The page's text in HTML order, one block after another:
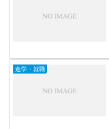
進学・就職